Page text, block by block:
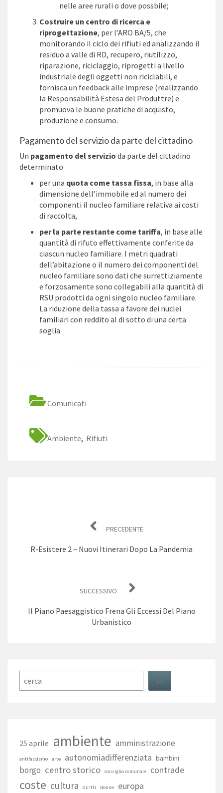
nelle aree rurali o dove possbile;
Costruire un centro di ricerca e
riprogettazione, per l’ARO BA/5, che
monitorando il ciclo dei rifiuti ed analizzando il
residuo a valle di RD, recupero, riutilizzo,
riparazione, riciclaggio, riprogetti a livello
industriale degli oggetti non riciclabili, e
fornisca un feedback alle imprese (realizzando
la Responsabilità Estesa del Produttre) e
promuova le buone pratiche di acquisto,
produzione e consumo.
Pagamento del servizio da parte del cittadino
Un pagamento del servizio da parte del cittadino
determinato
per una quota come tassa fissa, in base alla
dimensione dell’immobile ed al numero dei
componenti il nucleo familiare relativa ai costi
di raccolta,
per la parte restante come tariffa, in base alle
quantità di rifuto effettivamente conferite da
ciascun nucleo familiare. I metri quadrati
dell’abitazione o il numero dei componenti del
nucleo familiare sono dati che surrettiziamente
e forzosamente sono collegabili alla quantità di
RSU prodotti da ogni singolo nucleo familiare.
La riduzione della tassa a favore dei nuclei
familiari con reddito al di sotto di una certa
soglia.
Comunicati
Ambiente, Rifiuti
PRECEDENTE
R-Esistere 2 – Nuovi Itinerari Dopo La Pandemia
SUCCESSIVO
Il Piano Paesaggistico Frena Gli Eccessi Del Piano
Urbanistico
25 aprile ambiente amministrazione
antifascismo arte autonomiadifferenziata bambini
borgo centro storico consiglio comunale contrade
coste cultura diritti donne europa